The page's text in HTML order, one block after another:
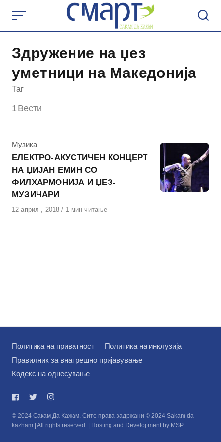
content
Здружение на џез
уметници на Македонија
Таг
1 Вести
КАтегорија
Музика
ЕЛЕКТРО-АКУСТИЧЕН КОНЦЕРТ
НА ЏИЈАН ЕМИН СО
ФИЛХАРМОНИЈА И ЏЕЗ-
МУЗИЧАРИ
Објавено
12 април , 2018 1 мин читање
Политика на приватност
Политика на инклузија
Правилник за внатрешно пријавување
Кодекс на однесување
© 2024 Сакам Да Кажам. Сите права задржани © 2024 Sakam da
kazham | All rights reserved. | Hosting and Development by MSP